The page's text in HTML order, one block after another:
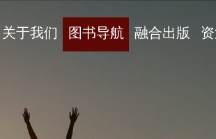
关于我们 图书导航 融合出版